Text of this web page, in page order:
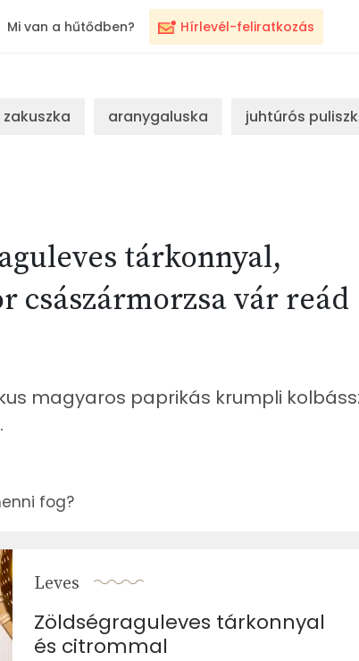
Hírlevél-feliratkozás
Mi van a hűtődben?
zakuszka aranygaluska juhtúrós
tárkonnyal,
császármorzsa vár reád
magyaros paprikás krumpli
fog?
Leves
Zöldségraguleves tárkonnyal
és citrommal